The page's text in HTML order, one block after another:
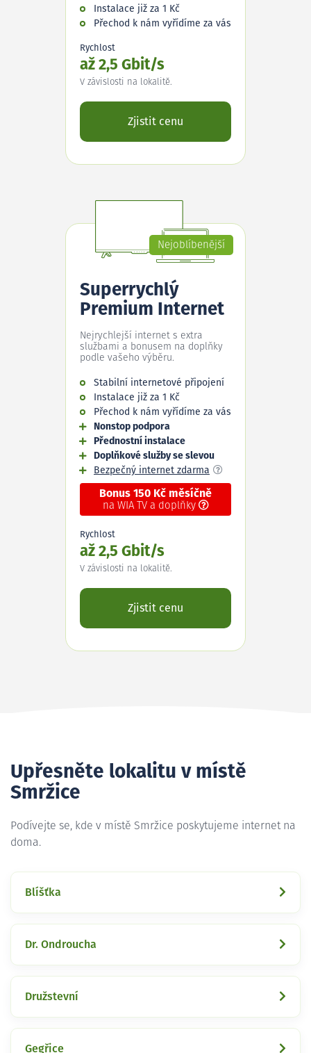
Instalace již za 1 Kč
Přechod k nám vyřídíme za vás
Rychlost
až 2,5 Gbit/s
V závislosti na lokalitě.
Zjistit cenu
Nejoblíbenější
Superrychlý
Premium Internet
Nejrychlejší internet s extra
službami a bonusem na doplňky
podle vašeho výběru.
Stabilní internetové připojení
Instalace již za 1 Kč
Přechod k nám vyřídíme za vás
Nonstop podpora
Přednostní instalace
Doplňkové služby se slevou
Bezpečný internet zdarma
Bonus 150 Kč měsíčně
na WIA TV a doplňky
Rychlost
až 2,5 Gbit/s
V závislosti na lokalitě.
Zjistit cenu
Upřesněte lokalitu v místě
Smržice
Podívejte se, kde v místě Smržice poskytujeme internet na
doma.
Blíšťka
Dr. Ondroucha
Družstevní
Gegřice